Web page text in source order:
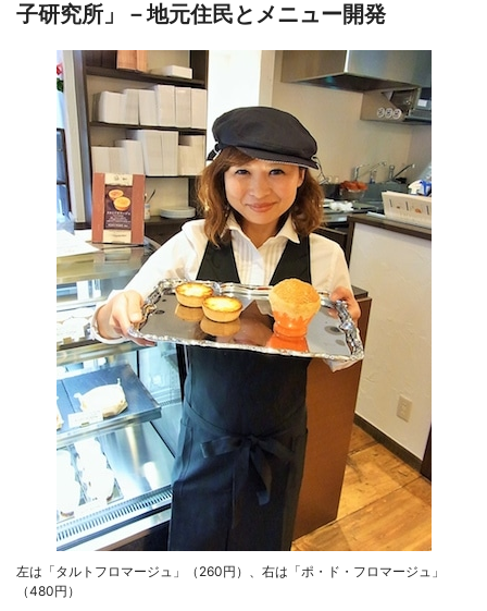
子研究所」－地元住民とメニュー開発
左は「タルトフロマージュ」（260円）、右は「ポ・ド・フロマージュ」
（480円）